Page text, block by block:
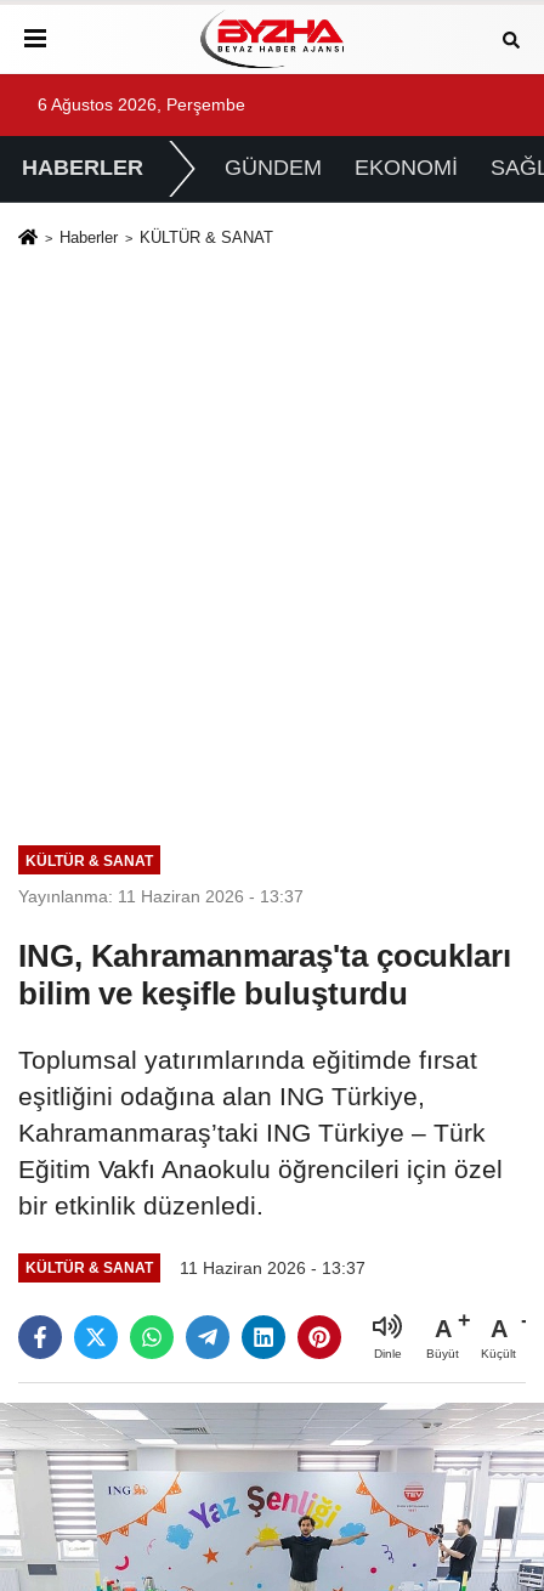
6 Ağustos 2026, Perşembe
HABERLER GÜNDEM EKONOMİ
Haberler KÜLTÜR & SANAT
KÜLTÜR & SANAT
Yayınlanma: 11 Haziran 2026 - 13:37
ING, Kahramanmaraş'ta çocukları
bilim ve keşifle buluşturdu
Toplumsal yatırımlarında eğitimde fırsat
eşitliğini odağına alan ING Türkiye,
Kahramanmaraş’taki ING Türkiye – Türk
Eğitim Vakfı Anaokulu öğrencileri için özel
bir etkinlik düzenledi.
KÜLTÜR & SANAT 11 Haziran 2026 - 13:37
Dinle
A
Büyüt
A
Küçült